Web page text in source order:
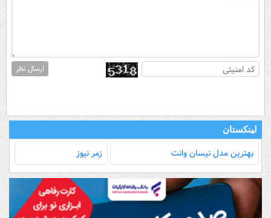
ارسال نظر
لینکستان
بهترین مدل‌ نیسان وانت زمر نیوز